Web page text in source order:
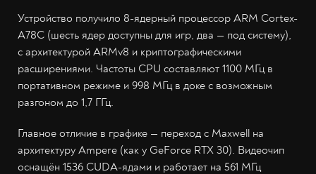
Устройство получило 8-ядерный процессор ARM Cortex-
A78C (шесть ядер доступны для игр, два — под систему),
с архитектурой ARMv8 и криптографическими
расширениями. Частоты CPU составляют 1100 МГц в
портативном режиме и 998 МГц в доке с возможным
разгоном до 1,7 ГГц.
Главное отличие в графике — переход с Maxwell на
архитектуру Ampere (как у GeForce RTX 30). Видеочип
оснащён 1536 CUDA-ядами и работает на 561 МГц